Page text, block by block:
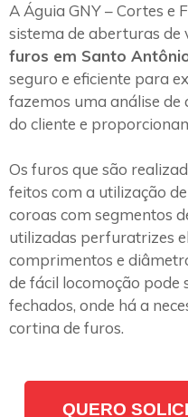
A Águia GNY – Cortes e
sistema de aberturas de
furos em Santo
seguro e eficiente para
fazemos uma análise de
do cliente e
Os furos que são
feitos com a utilização
coroas com segmentos
utilizadas perfuratrizes
comprimentos e
de fácil locomoção pode
fechados, onde há a
cortina de furos.
QUERO